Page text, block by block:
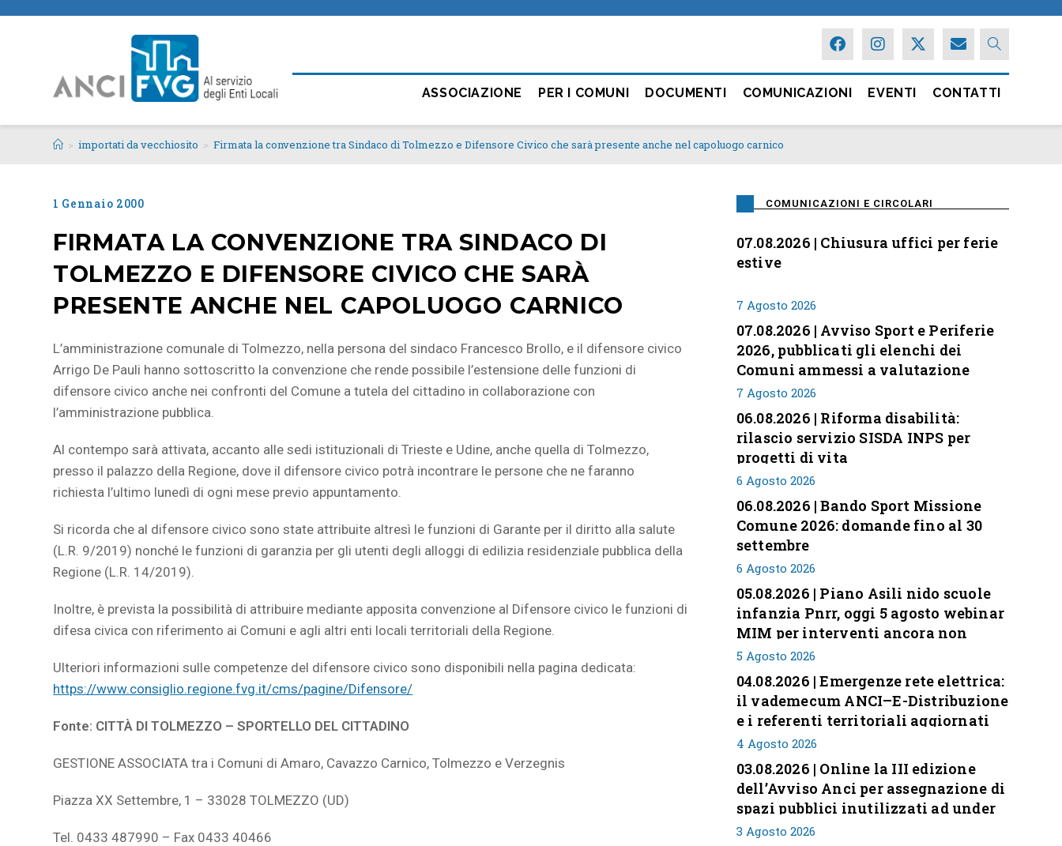
ASSOCIAZIONE PER I COMUNI DOCUMENTI COMUNICAZIONI EVENTI CONTATTI
> importati da vecchiosito > Firmata la convenzione tra Sindaco di Tolmezzo e Difensore Civico che sarà presente anche nel capoluogo carnico
1 Gennaio 2000
FIRMATA LA CONVENZIONE TRA SINDACO DI
TOLMEZZO E DIFENSORE CIVICO CHE SARÀ
PRESENTE ANCHE NEL CAPOLUOGO CARNICO
L’amministrazione comunale di Tolmezzo, nella persona del sindaco Francesco Brollo, e il difensore civico
Arrigo De Pauli hanno sottoscritto la convenzione che rende possibile l’estensione delle funzioni di
difensore civico anche nei confronti del Comune a tutela del cittadino in collaborazione con
l’amministrazione pubblica.
Al contempo sarà attivata, accanto alle sedi istituzionali di Trieste e Udine, anche quella di Tolmezzo,
presso il palazzo della Regione, dove il difensore civico potrà incontrare le persone che ne faranno
richiesta l’ultimo lunedì di ogni mese previo appuntamento.
Si ricorda che al difensore civico sono state attribuite altresì le funzioni di Garante per il diritto alla salute
(L.R. 9/2019) nonché le funzioni di garanzia per gli utenti degli alloggi di edilizia residenziale pubblica della
Regione (L.R. 14/2019).
Inoltre, è prevista la possibilità di attribuire mediante apposita convenzione al Difensore civico le funzioni di
difesa civica con riferimento ai Comuni e agli altri enti locali territoriali della Regione.
Ulteriori informazioni sulle competenze del difensore civico sono disponibili nella pagina dedicata:
https://www.consiglio.regione.fvg.it/cms/pagine/Difensore/
Fonte: CITTÀ DI TOLMEZZO – SPORTELLO DEL CITTADINO
GESTIONE ASSOCIATA tra i Comuni di Amaro, Cavazzo Carnico, Tolmezzo e Verzegnis
Piazza XX Settembre, 1 – 33028 TOLMEZZO (UD)
Tel. 0433 487990 – Fax 0433 40466
COMUNICAZIONI E CIRCOLARI
07.08.2026 | Chiusura uffici per ferie
estive
7 Agosto 2026
07.08.2026 | Avviso Sport e Periferie
2026, pubblicati gli elenchi dei
Comuni ammessi a valutazione
7 Agosto 2026
06.08.2026 | Riforma disabilità:
rilascio servizio SISDA INPS per
progetti di vita
6 Agosto 2026
06.08.2026 | Bando Sport Missione
Comune 2026: domande fino al 30
settembre
6 Agosto 2026
05.08.2026 | Piano Asili nido scuole
infanzia Pnrr, oggi 5 agosto webinar
MIM per interventi ancora non
conclusi
5 Agosto 2026
04.08.2026 | Emergenze rete elettrica:
il vademecum ANCI–E-Distribuzione
e i referenti territoriali aggiornati
4 Agosto 2026
03.08.2026 | Online la III edizione
dell’Avviso Anci per assegnazione di
spazi pubblici inutilizzati ad under
35
3 Agosto 2026